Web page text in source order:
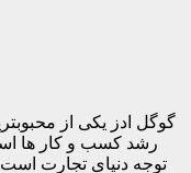
گوگل ادز یکی از
رشد کسب و کار ها
توجه دنیای تجارت